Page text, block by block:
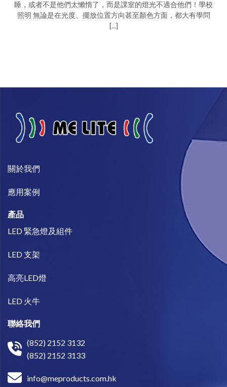
睡，或者不是他們太懶惰了，而是課室的燈光不適合他們！學校
照明 無論是在光度、擺放位置方向甚至顏色方面，都大有學問
[...]
關於我們​
​應用案例
產品
LED 緊急燈及組件
LED 支架
高亮LED燈
LED 火牛
聯絡我們
(852) 2152 3132
(852) 2152 3133
info@meproducts.com.hk